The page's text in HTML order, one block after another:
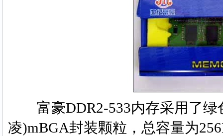
富豪DDR2-533内存采用了绿
凌)mBGA封装颗粒，总容量为